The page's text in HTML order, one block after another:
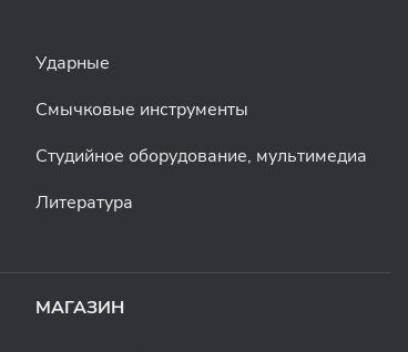
Ударные
Смычковые инструменты
Студийное оборудование, мультимедиа
Литература
МАГАЗИН